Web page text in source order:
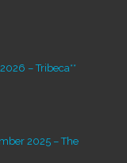
– Tribeca**
2025 – The